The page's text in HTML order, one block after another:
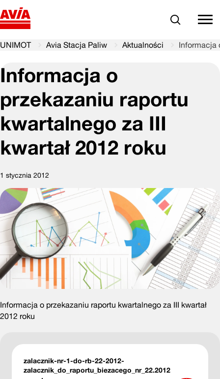
Szukaj
UNIMOT Avia Stacja Paliw Aktualności Informacja
Informacja o
przekazaniu raportu
kwartalnego za III
kwartał 2012 roku
1 stycznia 2012
Informacja o przekazaniu raportu kwartalnego za III kwartał
2012 roku
zalacznik-nr-1-do-rb-22-2012-
zalacznik_do_raportu_biezacego_nr_22.2012